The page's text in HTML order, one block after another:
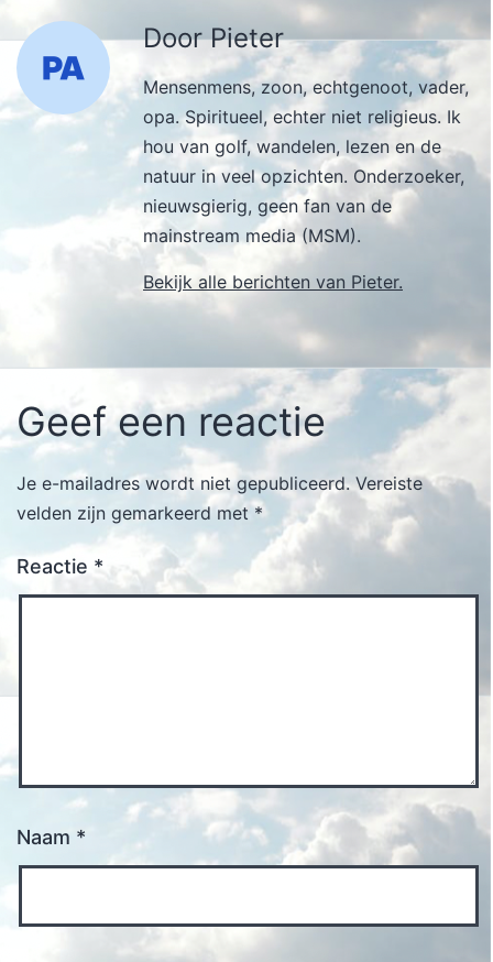
Door Pieter
Mensenmens, zoon, echtgenoot, vader,
opa. Spiritueel, echter niet religieus. Ik
hou van golf, wandelen, lezen en de
natuur in veel opzichten. Onderzoeker,
nieuwsgierig, geen fan van de
mainstream media (MSM).
Bekijk alle berichten van Pieter.
Geef een reactie
Je e-mailadres wordt niet gepubliceerd. Vereiste
velden zijn gemarkeerd met*
Reactie *
Naam *